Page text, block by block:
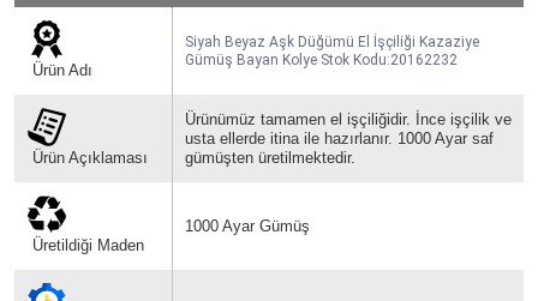
Ürün Adı
Siyah Beyaz Aşk Düğümü El İşçiliği Kazaziye
Gümüş Bayan Kolye Stok Kodu:20162232
Ürün Açıklaması
Ürünümüz tamamen el işçiliğidir. İnce işçilik ve
usta ellerde itina ile hazırlanır. 1000 Ayar saf
gümüşten üretilmektedir.
Üretildiği Maden
1000 Ayar Gümüş